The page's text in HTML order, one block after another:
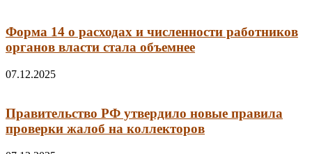
Форма 14 о расходах и численности работников
органов власти стала объемнее
07.12.2025
Правительство РФ утвердило новые правила
проверки жалоб на коллекторов